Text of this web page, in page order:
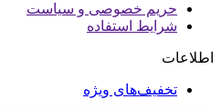
حریم خصوصی و سیاست
شرایط استفاده
اطلاعات
تخفیف‌های ویژه